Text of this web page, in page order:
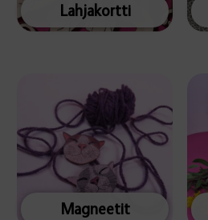
Lahjakortti
Magneetit